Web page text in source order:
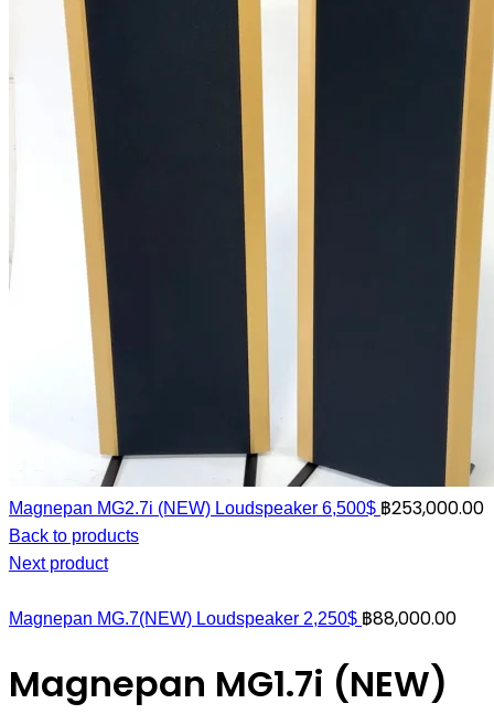
Magnepan MG2.7i (NEW) Loudspeaker 6,500$ ฿253,000.00
Back to products
Next product
Magnepan MG.7(NEW) Loudspeaker 2,250$ ฿88,000.00
Magnepan MG1.7i (NEW)